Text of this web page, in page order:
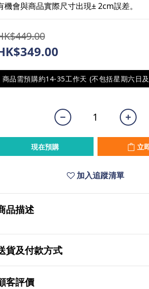
機會與商品實際尺寸出現± 2cm誤差。
商品需預購約14-35工作天 (不包括星期六日
現在預購 立
加入追蹤清單
品描述
貨及付款方式
客評價